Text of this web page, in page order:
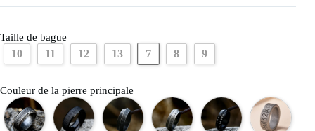
Taille de bague
10 11 12 13 7 8 9
Couleur de la pierre principale